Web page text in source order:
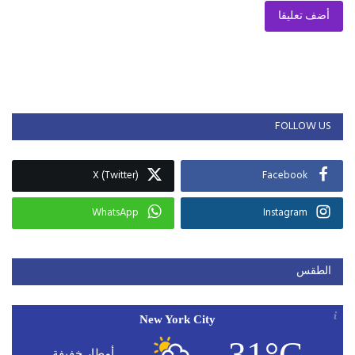
أضف تعليقا
FOLLOW US
Facebook
X (Twitter)
Instagram
WhatsApp
الطقس
New York City